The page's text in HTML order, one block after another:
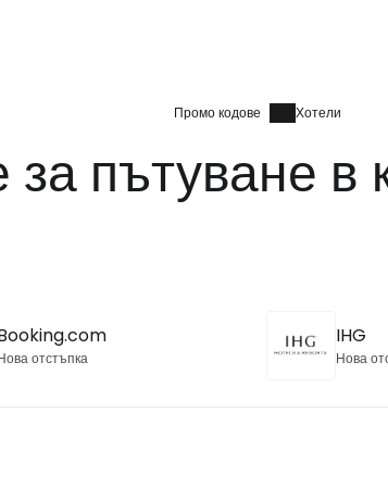
Промо кодове Хотели
пътуване в
отстъпка
IHG
Нова